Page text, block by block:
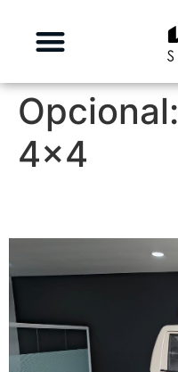
Opcional:
4x4